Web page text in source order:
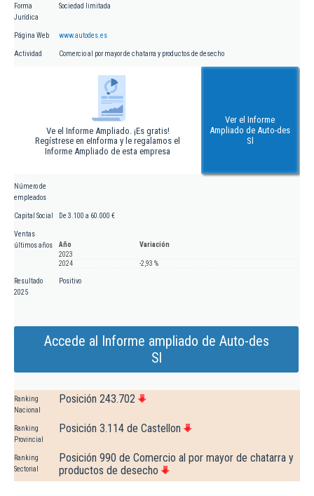
Forma
Jurídica
Sociedad limitada
Página Web www.autodes.es
Actividad Comercio al por mayor de chatarra y productos de desecho
Ve el Informe Ampliado. ¡Es gratis!
Regístrese en eInforma y le regalamos el
Informe Ampliado de esta empresa
Ver el Informe
Ampliado de Auto-des
Sl
Número de
empleados
Capital Social De 3.100 a 60.000 €
Ventas
últimos años
Año
Variación
2023
2024
-2,93 %
Resultado
2025
Positivo
Accede al Informe ampliado de Auto-des
Sl
Ranking
Nacional
Posición 243.702
Ranking
Provincial
Posición 3.114 de Castellon
Ranking
Sectorial
Posición 990 de Comercio al por mayor de chatarra y
productos de desecho